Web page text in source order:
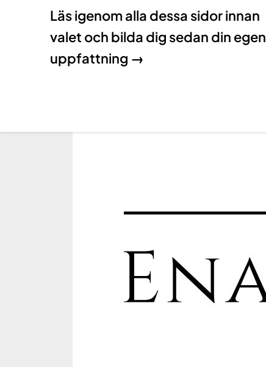
Läs igenom alla dessa sidor innan
valet och bilda dig sedan din egen
uppfattning →